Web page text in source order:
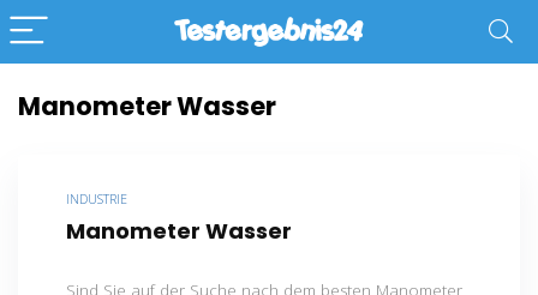
Manometer Wasser
INDUSTRIE
Manometer Wasser
Sind Sie auf der Suche nach dem besten Manometer